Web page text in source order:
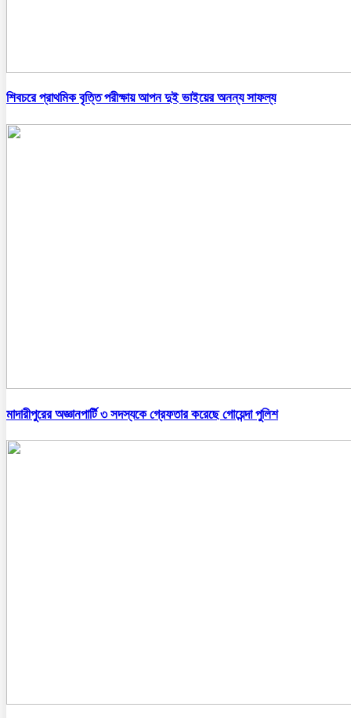
শিবচরে প্রাথমিক বৃত্তি পরীক্ষায় আপন দুই ভাইয়ের অনন্য সাফল্য
মাদারীপুরের অজ্ঞানপার্টি ৩ সদস্যকে গ্রেফতার করেছে গোয়েন্দা পুলিশ